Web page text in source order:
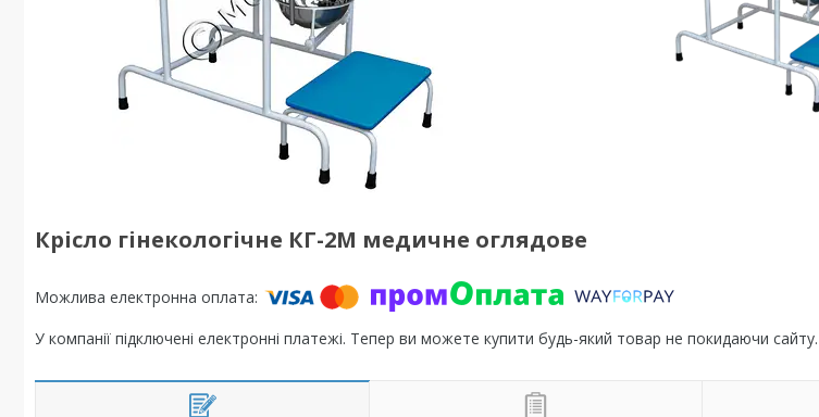
Крісло гінекологічне КГ-2М медичне оглядове
У компанії підключені електронні платежі. Тепер ви можете купити будь-який товар не покидаючи сайту.